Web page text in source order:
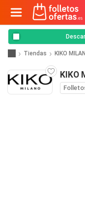
Tiendas KIKO
KIKO